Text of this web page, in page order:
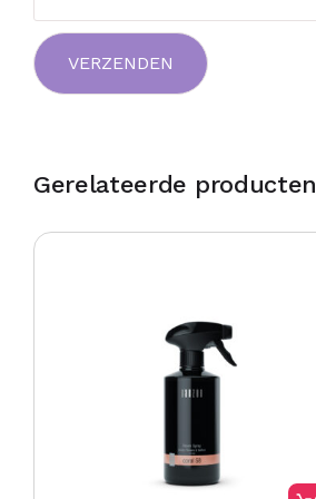
Gerelateerde producten